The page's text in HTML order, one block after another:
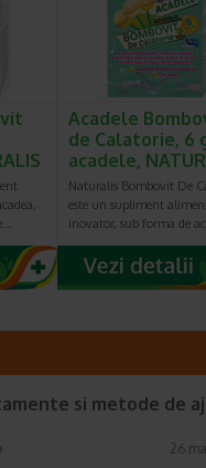
Acadele
de Calatorie, 6
acadele,
Naturalis Bombovit De
este un supliment
inovator, sub forma de
si metode de
26